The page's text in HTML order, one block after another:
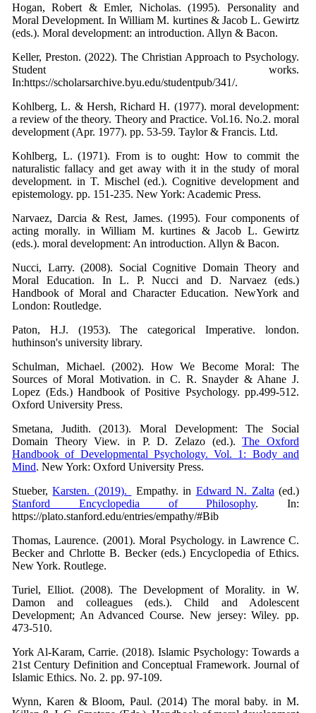
Hogan, Robert & Emler, Nicholas. (1995). Personality and
Moral Development. In William M. kurtines & Jacob L. Gewirtz
(eds.). Moral development: an introduction. Allyn & Bacon.
Keller, Preston. (2022). The Christian Approach to Psychology.
Student works.
In:https://scholarsarchive.byu.edu/studentpub/341/.
Kohlberg, L. & Hersh, Richard H. (1977). moral development:
a review of the theory. Theory and Practice. Vol.16. No.2. moral
development (Apr. 1977). pp. 53-59. Taylor & Francis. Ltd.
Kohlberg, L. (1971). From is to ought: How to commit the
naturalistic fallacy and get away with it in the study of moral
development. in T. Mischel (ed.). Cognitive development and
epistemology. pp. 151-235. New York: Academic Press.
Narvaez, Darcia & Rest, James. (1995). Four components of
acting morally. in William M. kurtines & Jacob L. Gewirtz
(eds.). moral development: An introduction. Allyn & Bacon.
Nucci, Larry. (2008). Social Cognitive Domain Theory and
Moral Education. In L. P. Nucci and D. Narvaez (eds.)
Handbook of Moral and Character Education. NewYork and
London: Routledge.
Paton, H.J. (1953). The categorical Imperative. london.
huthinson's university library.
Schulman, Michael. (2002). How We Become Moral: The
Sources of Moral Motivation. in C. R. Snayder & Ahane J.
Lopez (Eds.) Handbook of Positive Psychology. pp.499-512.
Oxford University Press.
Smetana, Judith. (2013). Moral Development: The Social
Domain Theory View. in P. D. Zelazo (ed.).The Oxford
Handbook of Developmental Psychology. Vol. 1: Body and
Mind. New York: Oxford University Press.
Stueber,Karsten. (2019). Empathy. in Edward N. Zalta (ed.)
Stanford Encyclopedia of Philosophy. In:
https://plato.stanford.edu/entries/empathy/#Bib
Thomas, Laurence. (2001). Moral Psychology. in Lawrence C.
Becker and Chrlotte B. Becker (eds.) Encyclopedia of Ethics.
New York. Routlege.
Turiel, Elliot. (2008). The Development of Morality. in W.
Damon and colleagues (eds.). Child and Adolescent
Development; An Advanced Course. New jersey: Wiley. pp.
473-510.
York Al-Karam, Carrie. (2018). Islamic Psychology: Towards a
21st Century Definition and Conceptual Framework. Journal of
Islamic Ethics. No. 2. pp. 97-109.
Wynn, Karen & Bloom, Paul. (2014) The moral baby. in M.